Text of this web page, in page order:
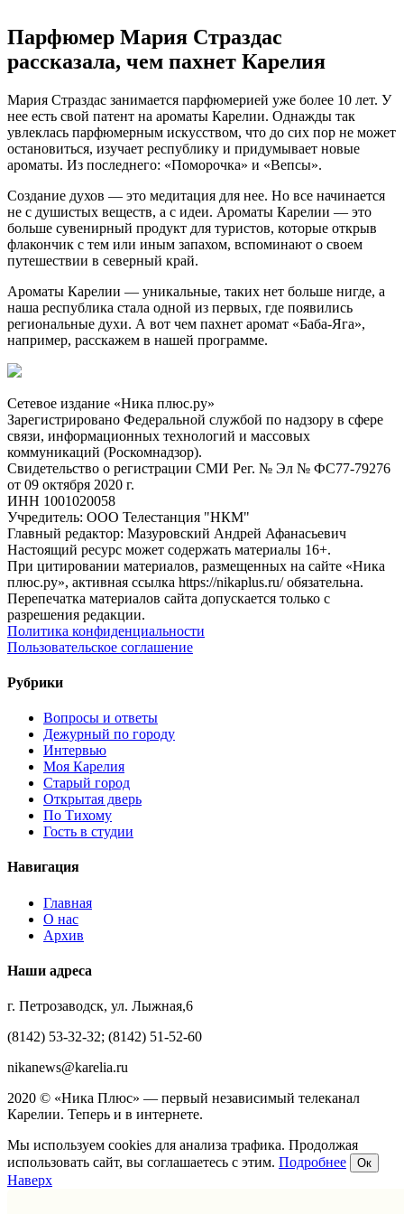
Парфюмер Мария Страздас
рассказала, чем пахнет Карелия
Мария Страздас занимается парфюмерией уже более 10 лет. У
нее есть свой патент на ароматы Карелии. Однажды так
увлеклась парфюмерным искусством, что до сих пор не может
остановиться, изучает республику и придумывает новые
ароматы. Из последнего: «Поморочка» и «Вепсы».
Создание духов — это медитация для нее. Но все начинается
не с душистых веществ, а с идеи. Ароматы Карелии — это
больше сувенирный продукт для туристов, которые открыв
флакончик с тем или иным запахом, вспоминают о своем
путешествии в северный край.
Ароматы Карелии — уникальные, таких нет больше нигде, а
наша республика стала одной из первых, где появились
региональные духи. А вот чем пахнет аромат «Баба-Яга»,
например, расскажем в нашей программе.
Сетевое издание «Ника плюс.ру»
Зарегистрировано Федеральной службой по надзору в сфере
связи, информационных технологий и массовых
коммуникаций (Роскомнадзор).
Свидетельство о регистрации СМИ Рег. № Эл № ФС77-79276
от 09 октября 2020 г.
ИНН 1001020058
Учредитель: ООО Телестанция "НКМ"
Главный редактор: Мазуровский Андрей Афанасьевич
Настоящий ресурс может содержать материалы 16+.
При цитировании материалов, размещенных на сайте «Ника
плюс.ру», активная ссылка https://nikaplus.ru/ обязательна.
Перепечатка материалов сайта допускается только с
разрешения редакции.
Политика конфиденциальности
Пользовательское соглашение
Рубрики
Вопросы и ответы
Дежурный по городу
Интервью
Моя Карелия
Старый город
Открытая дверь
По Тихому
Гость в студии
Навигация
Главная
О нас
Архив
Наши адреса
г. Петрозаводск, ул. Лыжная,6
(8142) 53-32-32; (8142) 51-52-60
nikanews@karelia.ru
2020 © «Ника Плюс» — первый независимый телеканал
Карелии. Теперь и в интернете.
Мы используем cookies для анализа трафика. Продолжая
использовать сайт, вы соглашаетесь с этим. Подробнее Ок
Наверх